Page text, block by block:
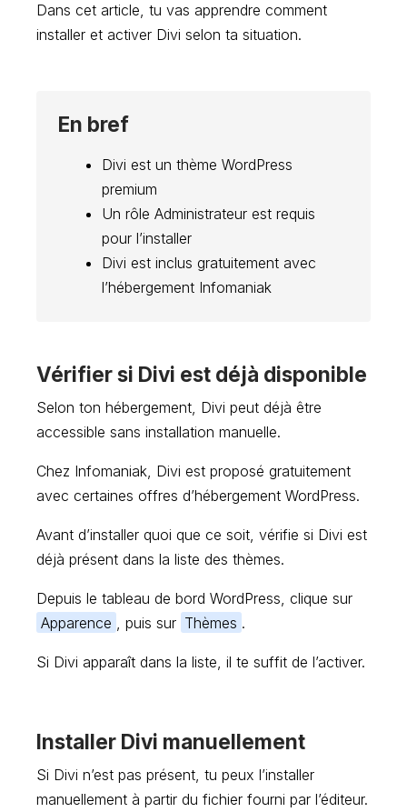
Dans cet article, tu vas apprendre comment
installer et activer Divi selon ta situation.
En bref
Divi est un thème WordPress
premium
Un rôle Administrateur est requis
pour l’installer
Divi est inclus gratuitement avec
l’hébergement Infomaniak
Vérifier si Divi est déjà disponible
Selon ton hébergement, Divi peut déjà être
accessible sans installation manuelle.
Chez Infomaniak, Divi est proposé gratuitement
avec certaines offres d’hébergement WordPress.
Avant d’installer quoi que ce soit, vérifie si Divi est
déjà présent dans la liste des thèmes.
Depuis le tableau de bord WordPress, clique sur
Apparence
, puis sur Thèmes .
Si Divi apparaît dans la liste, il te suffit de l’activer.
Installer Divi manuellement
Si Divi n’est pas présent, tu peux l’installer
manuellement à partir du fichier fourni par l’éditeur.